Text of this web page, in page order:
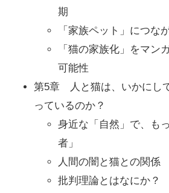
期
「家族ペット」につな
「猫の家族化」をマン
可能性
第5章 人と猫は、いかにし
っているのか？
身近な「自然」で、も
者」
人間の闇と猫との関係
批判理論とはなにか？